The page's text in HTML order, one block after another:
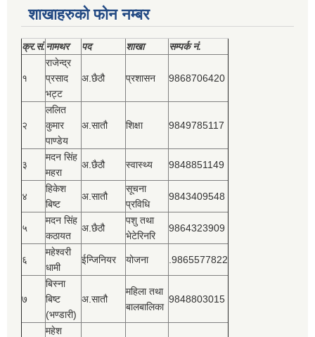
शाखाहरुको फोन नम्बर
क्र.सं.नामथर पद शाखा सम्‍पर्क नं.
१
राजेन्द्र
प्रसाद
भट्ट
अ.छैठौ प्रशासन 9868706420
२
ललित
कुमार
पाण्डेय
अ.सातौ शिक्षा 9849785117
३
मदन सिंह
महरा
अ.छैठौ स्वास्थ्य 9848851149
४
हिकेश
बिष्‍ट
अ.सातौ
सूचना
प्रविधि
9843409548
५
मदन सिंह
कठायत
अ.छैठौ
पशु तथा
भेटेरिनरि
9864323909
६
महेश्‍वरी
धामी
ईन्जिनियर योजना .9865577822
७
बिस्‍ना
बिष्‍ट
(भण्डारी)
अ.सातौ
महिला तथा
बालबालिका
9848803015
महेश